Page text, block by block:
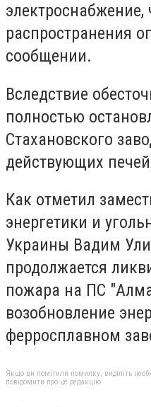
электроснабжение,
распространения
сообщении.
Вследствие
полностью
Стахановского
действующих
Как отметил
энергетики и
Украины Вадим
продолжается
пожара на ПС
возобновление
ферросплавном
Якщо ви помітили помилку, виділіть
повідомити про це редакцію